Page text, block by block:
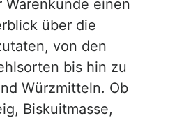
Warenkunde einen
über die
von den
bis hin zu
Würzmitteln. Ob
Biskuitmasse,